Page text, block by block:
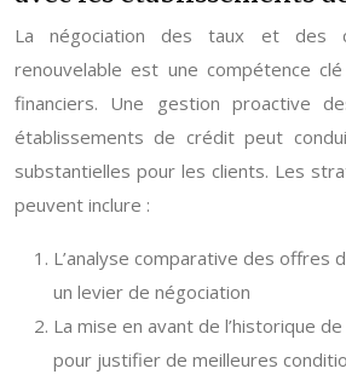
La négociation des taux et des
renouvelable est une compétence
financiers. Une gestion proactive
établissements de crédit peut
substantielles pour les clients. Les
peuvent inclure :
L’analyse comparative des offres
un levier de négociation
La mise en avant de l’historique
pour justifier de meilleures